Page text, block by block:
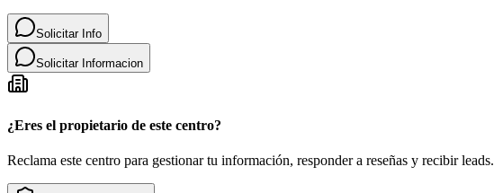
Solicitar Info
Solicitar Informacion
¿Eres el propietario de este centro?
Reclama este centro para gestionar tu información, responder a reseñas y recibir leads.